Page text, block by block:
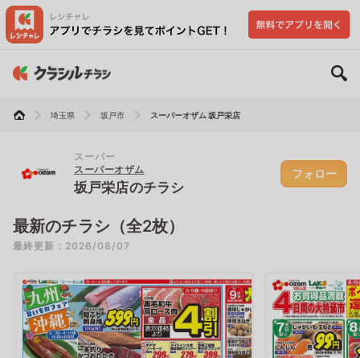
埼玉県 坂戸市 スーパーオザム 坂戸栄店
スーパー
スーパーオザム
坂戸栄店のチラシ
フォロー
最新のチラシ（全2枚）
最終更新：2026/08/07